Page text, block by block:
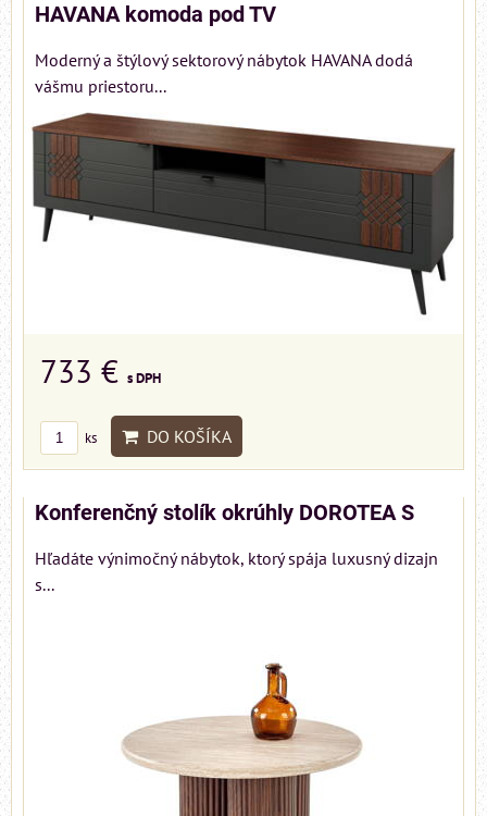
HAVANA komoda pod TV
Moderný a štýlový sektorový nábytok HAVANA dodá
vášmu priestoru...
733 € s DPH
ks DO KOŠÍKA
Konferenčný stolík okrúhly DOROTEA S
Hľadáte výnimočný nábytok, ktorý spája luxusný dizajn
s...